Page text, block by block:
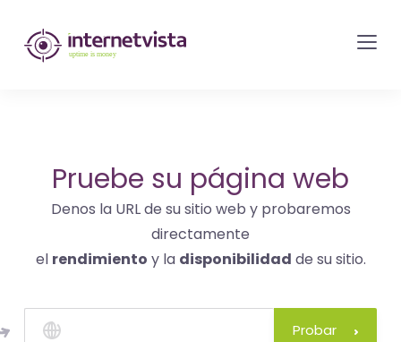
Monitorización
de
del
sitio
web
los
servicios
Pruebe su página web
Denos la URL de su sitio web y probaremos
directamente
el rendimiento y la disponibilidad de su sitio.
Probar